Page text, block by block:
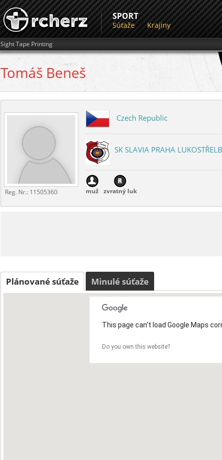
SPORT
Súťaže Krajiny
Sight Tape Printing
Tomáš Beneš
Reg. Nr.: 11505360
Czech Republic
SK SLAVIA PRAHA
muž zvratný luk
Plánované súťaže Minulé súťaže
This page can't load Google Maps
Do you own this website?